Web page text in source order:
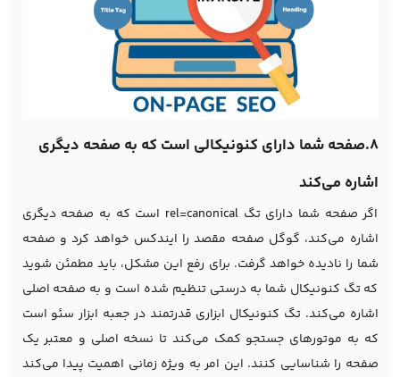
8.صفحه شما دارای کنونیکالی است که به صفحه دیگری
اشاره می‌کند
اگر صفحه شما دارای تگ rel=canonical است که به صفحه دیگری
اشاره می‌کند، گوگل صفحه مقصد را ایندکس خواهد کرد و صفحه
شما را نادیده خواهد گرفت. برای رفع این مشکل، باید مطمئن شوید
که تگ کنونیکال شما به درستی تنظیم شده است و به صفحه اصلی
اشاره می‌کند.تگ کنونیکال ابزاری قدرتمند در جعبه ابزار سئو است
که به موتورهای جستجو کمک می‌کند تا نسخه اصلی و معتبر یک
صفحه را شناسایی کنند. این امر به ویژه زمانی اهمیت پیدا می‌کند